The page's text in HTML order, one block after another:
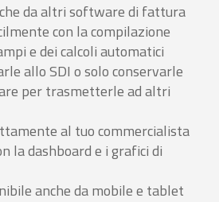
da altri software di fattura
con la compilazione
e dei calcoli automatici
allo SDI o solo conservarle
per trasmetterle ad altri
al tuo commercialista
la dashboard e i grafici di
anche da mobile e tablet